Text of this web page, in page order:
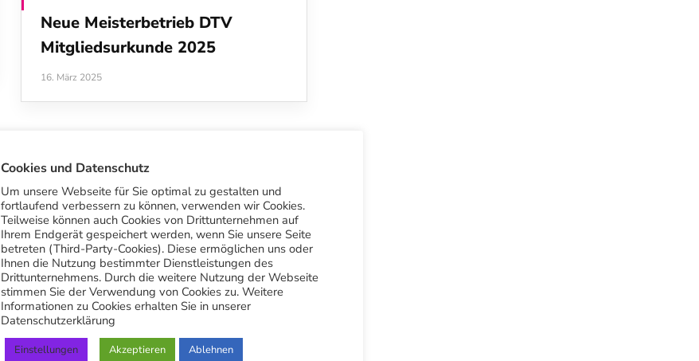
Neue Meisterbetrieb DTV
Mitgliedsurkunde 2025
16. März 2025
Cookies und Datenschutz
Um unsere Webseite für Sie optimal zu gestalten und
fortlaufend verbessern zu können, verwenden wir Cookies.
Teilweise können auch Cookies von Drittunternehmen auf
Ihrem Endgerät gespeichert werden, wenn Sie unsere Seite
betreten (Third-Party-Cookies). Diese ermöglichen uns oder
Ihnen die Nutzung bestimmter Dienstleistungen des
Drittunternehmens. Durch die weitere Nutzung der Webseite
stimmen Sie der Verwendung von Cookies zu. Weitere
Informationen zu Cookies erhalten Sie in unserer
Datenschutzerklärung
Einstellungen Akzeptieren Ablehnen